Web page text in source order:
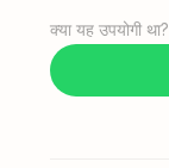
क्या यह उपयोगी था?